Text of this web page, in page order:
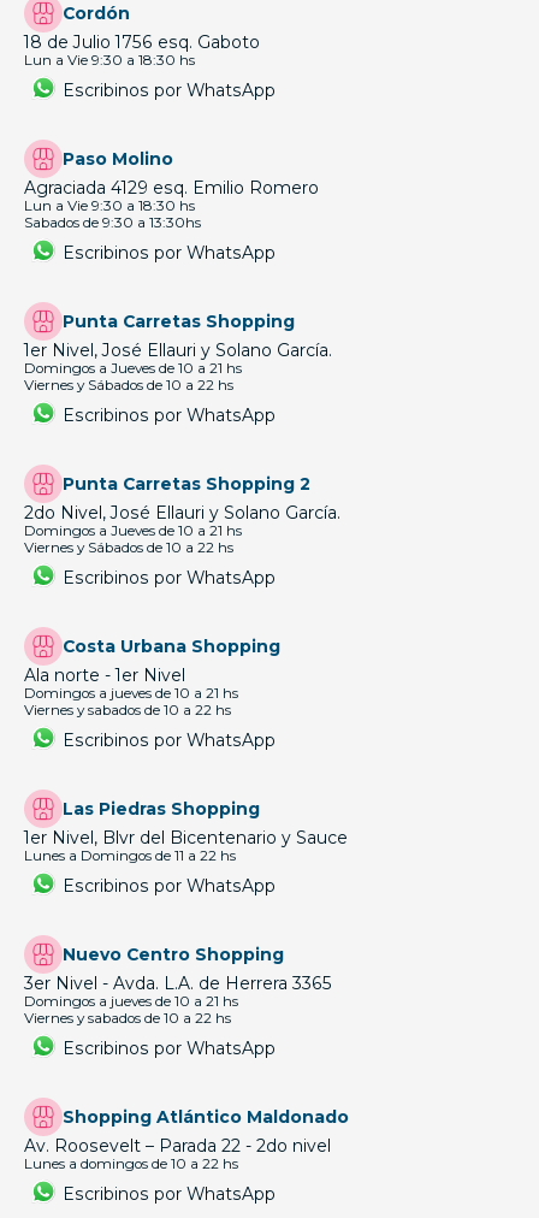
Cordón
18 de Julio 1756 esq. Gaboto
Lun a Vie 9:30 a 18:30 hs
Escribinos por WhatsApp
Paso Molino
Agraciada 4129 esq. Emilio Romero
Lun a Vie 9:30 a 18:30 hs
Sabados de 9:30 a 13:30hs
Escribinos por WhatsApp
Punta Carretas Shopping
1er Nivel, José Ellauri y Solano García.
Domingos a Jueves de 10 a 21 hs
Viernes y Sábados de 10 a 22 hs
Escribinos por WhatsApp
Punta Carretas Shopping 2
2do Nivel, José Ellauri y Solano García.
Domingos a Jueves de 10 a 21 hs
Viernes y Sábados de 10 a 22 hs
Escribinos por WhatsApp
Costa Urbana Shopping
Ala norte - 1er Nivel
Domingos a jueves de 10 a 21 hs
Viernes y sabados de 10 a 22 hs
Escribinos por WhatsApp
Las Piedras Shopping
1er Nivel, Blvr del Bicentenario y Sauce
Lunes a Domingos de 11 a 22 hs
Escribinos por WhatsApp
Nuevo Centro Shopping
3er Nivel - Avda. L.A. de Herrera 3365
Domingos a jueves de 10 a 21 hs
Viernes y sabados de 10 a 22 hs
Escribinos por WhatsApp
Shopping Atlántico Maldonado
Av. Roosevelt – Parada 22 - 2do nivel
Lunes a domingos de 10 a 22 hs
Escribinos por WhatsApp